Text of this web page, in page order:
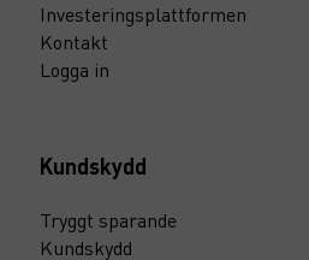
Investeringsplattformen
Kontakt
Logga in
Kundskydd
Tryggt sparande
Kundskydd